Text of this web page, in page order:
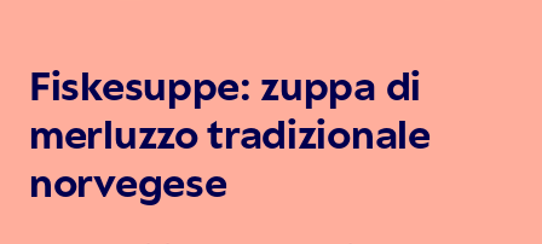
Fiskesuppe: zuppa di
merluzzo tradizionale
norvegese